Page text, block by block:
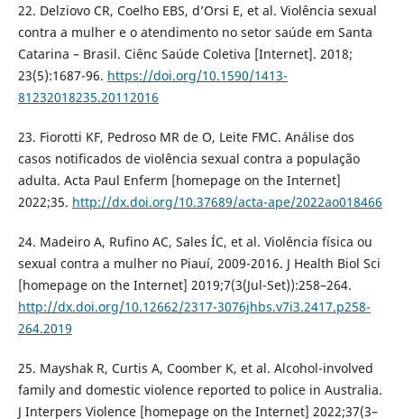
22. Delziovo CR, Coelho EBS, d’Orsi E, et al. Violência sexual
contra a mulher e o atendimento no setor saúde em Santa
Catarina – Brasil. Ciênc Saúde Coletiva [Internet]. 2018;
23(5):1687-96. https://doi.org/10.1590/1413-
81232018235.20112016
23. Fiorotti KF, Pedroso MR de O, Leite FMC. Análise dos
casos notificados de violência sexual contra a população
adulta. Acta Paul Enferm [homepage on the Internet]
2022;35. http://dx.doi.org/10.37689/acta-ape/2022ao018466
24. Madeiro A, Rufino AC, Sales ÍC, et al. Violência física ou
sexual contra a mulher no Piauí, 2009-2016. J Health Biol Sci
[homepage on the Internet] 2019;7(3(Jul-Set)):258–264.
http://dx.doi.org/10.12662/2317-3076jhbs.v7i3.2417.p258-
264.2019
25. Mayshak R, Curtis A, Coomber K, et al. Alcohol-involved
family and domestic violence reported to police in Australia.
J Interpers Violence [homepage on the Internet] 2022;37(3–